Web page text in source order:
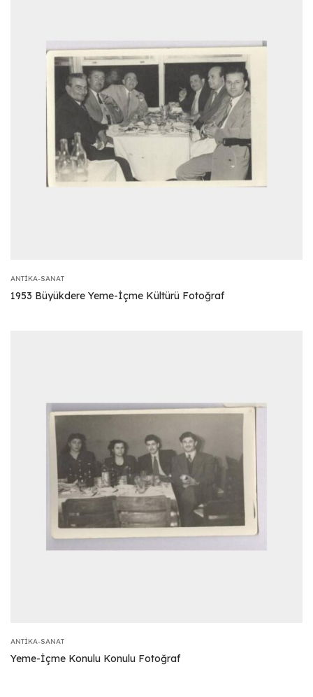
ANTIKA-SANAT
1953 Büyükdere Yeme-İçme Kültürü Fotoğraf
ANTIKA-SANAT
Yeme-İçme Konulu Konulu Fotoğraf